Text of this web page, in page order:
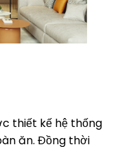
thiết kế hệ thống
ăn. Đồng thời